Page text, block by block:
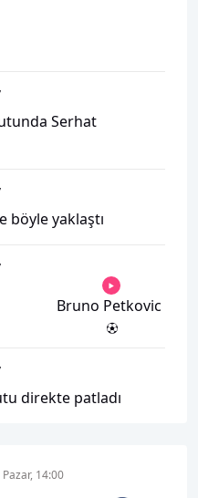
’
Serhat
’
böyle yaklaştı
’
Bruno Petkovic
’
direkte patladı
14:00